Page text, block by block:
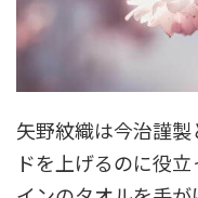
矢野紋織は今治謹
ドを上げるのに役